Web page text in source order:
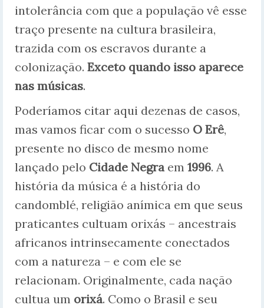
intolerância com que a população vê esse
traço presente na cultura brasileira,
trazida com os escravos durante a
colonização. Exceto quando isso aparece
nas músicas.
Poderíamos citar aqui dezenas de casos,
mas vamos ficar com o sucesso O Erê,
presente no disco de mesmo nome
lançado pelo Cidade Negraem 1996. A
história da música é a história do
candomblé, religião anímica em que seus
praticantes cultuam orixás – ancestrais
africanos intrinsecamente conectados
com a natureza – e com ele se
relacionam. Originalmente, cada nação
cultua um orixá. Como o Brasil e seu